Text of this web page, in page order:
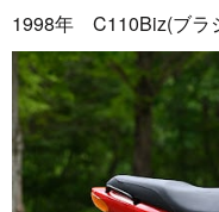
1998年 C110Biz(ブラ